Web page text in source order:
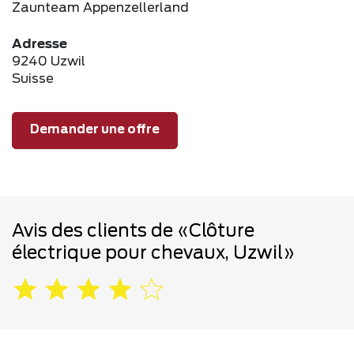
Zaunteam Appenzellerland
Adresse
9240 Uzwil
Suisse
Demander une offre
Avis des clients de «Clôture
électrique pour chevaux, Uzwil»